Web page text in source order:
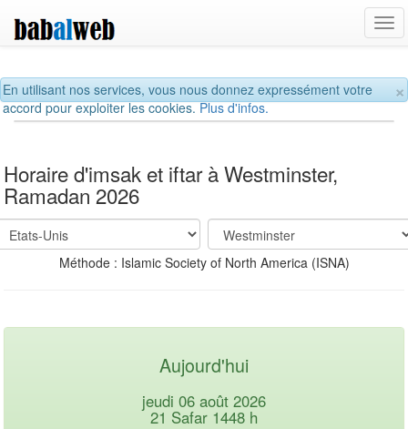
×
En utilisant nos services, vous nous donnez expressément votre
accord pour exploiter les cookies.Plus d'infos.
Horaire d'imsak et iftar à Westminster,
Ramadan 2026
Méthode : Islamic Society of North America (ISNA)
Aujourd'hui
jeudi 06 août 2026
21 Safar 1448 h